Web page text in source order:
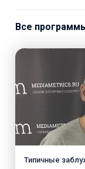
Все
Типичные